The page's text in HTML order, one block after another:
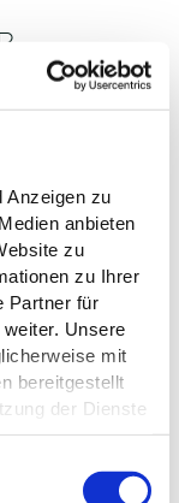
Anzeigen zu
anbieten
zu
zu Ihrer
Partner für
Unsere
mit
bereitgestellt
der Dienste